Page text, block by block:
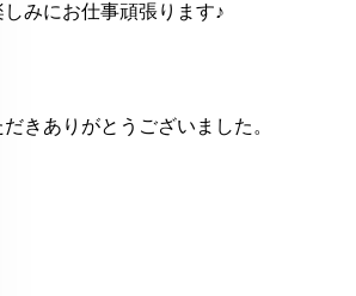
みにお仕事頑張ります♪
きありがとうございました。